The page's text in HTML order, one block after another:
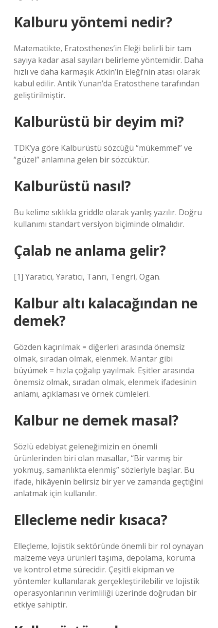
Kalburu yöntemi nedir?
Matematikte, Eratosthenes’in Eleği belirli bir tam
sayıya kadar asal sayıları belirleme yöntemidir. Daha
hızlı ve daha karmaşık Atkin’in Eleği’nin atası olarak
kabul edilir. Antik Yunan’da Eratosthene tarafından
geliştirilmiştir.
Kalburüstü bir deyim mi?
TDK’ya göre Kalburüstü sözcüğü “mükemmel” ve
“güzel” anlamına gelen bir sözcüktür.
Kalburüstü nasıl?
Bu kelime sıklıkla griddle olarak yanlış yazılır. Doğru
kullanımı standart versiyon biçiminde olmalıdır.
Çalab ne anlama gelir?
[1] Yaratıcı, Yaratıcı, Tanrı, Tengri, Ogan.
Kalbur altı kalacağından ne
demek?
Gözden kaçırılmak = diğerleri arasında önemsiz
olmak, sıradan olmak, elenmek. Mantar gibi
büyümek = hızla çoğalıp yayılmak. Eşitler arasında
önemsiz olmak, sıradan olmak, elenmek ifadesinin
anlamı, açıklaması ve örnek cümleleri.
Kalbur ne demek masal?
Sözlü edebiyat geleneğimizin en önemli
ürünlerinden biri olan masallar, “Bir varmış bir
yokmuş, samanlıkta elenmiş” sözleriyle başlar. Bu
ifade, hikâyenin belirsiz bir yer ve zamanda geçtiğini
anlatmak için kullanılır.
Ellecleme nedir kısaca?
Elleçleme, lojistik sektöründe önemli bir rol oynayan
malzeme veya ürünleri taşıma, depolama, koruma
ve kontrol etme sürecidir. Çeşitli ekipman ve
yöntemler kullanılarak gerçekleştirilebilir ve lojistik
operasyonlarının verimliliği üzerinde doğrudan bir
etkiye sahiptir.